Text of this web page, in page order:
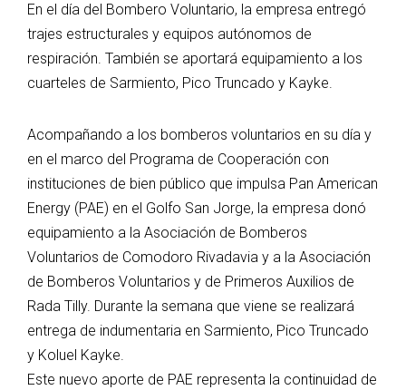
En el día del Bombero Voluntario, la empresa entregó
trajes estructurales y equipos autónomos de
respiración. También se aportará equipamiento a los
cuarteles de Sarmiento, Pico Truncado y Kayke.
Acompañando a los bomberos voluntarios en su día y
en el marco del Programa de Cooperación con
instituciones de bien público que impulsa Pan American
Energy (PAE) en el Golfo San Jorge, la empresa donó
equipamiento a la Asociación de Bomberos
Voluntarios de Comodoro Rivadavia y a la Asociación
de Bomberos Voluntarios y de Primeros Auxilios de
Rada Tilly. Durante la semana que viene se realizará
entrega de indumentaria en Sarmiento, Pico Truncado
y Koluel Kayke.
Este nuevo aporte de PAE representa la continuidad de